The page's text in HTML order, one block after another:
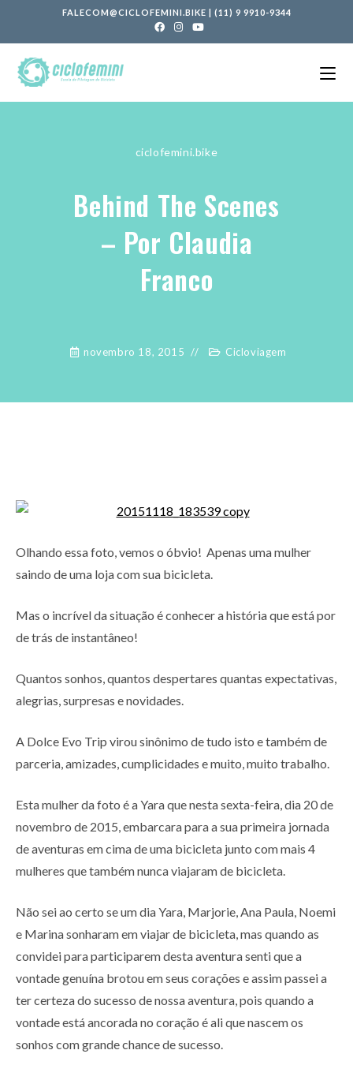
FALECOM@CICLOFEMINI.BIKE | (11) 9 9910-9344
ciclofemini.bike
Behind The Scenes
– Por Claudia
Franco
novembro 18, 2015 Cicloviagem
Olhando essa foto, vemos o óbvio! Apenas uma mulher
saindo de uma loja com sua bicicleta.
Mas o incrível da situação é conhecer a história que está por
de trás de instantâneo!
Quantos sonhos, quantos despertares quantas expectativas,
alegrias, surpresas e novidades.
A Dolce Evo Trip virou sinônimo de tudo isto e também de
parceria, amizades, cumplicidades e muito, muito trabalho.
Esta mulher da foto é a Yara que nesta sexta-feira, dia 20 de
novembro de 2015, embarcara para a sua primeira jornada
de aventuras em cima de uma bicicleta junto com mais 4
mulheres que também nunca viajaram de bicicleta.
Não sei ao certo se um dia Yara, Marjorie, Ana Paula, Noemi
e Marina sonharam em viajar de bicicleta, mas quando as
convidei para participarem desta aventura senti que a
vontade genuína brotou em seus corações e assim passei a
ter certeza do sucesso de nossa aventura, pois quando a
vontade está ancorada no coração é ali que nascem os
sonhos com grande chance de sucesso.